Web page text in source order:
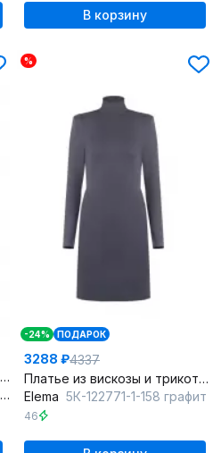
В корзину
Платье из текстиля с классическим стилем для повседневных образов
%
-24% ПОДАРОК
3288 ₽4337
Платье из вискозы и трикотажа для повседневного образа
Elema 5К-122771-1-158 графит
46